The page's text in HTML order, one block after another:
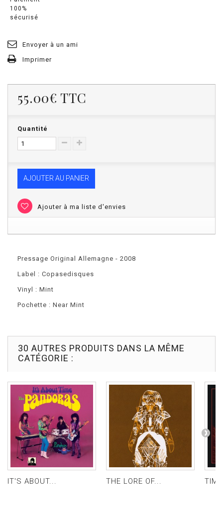
Envoyer à un ami
Imprimer
55.00€ TTC
Quantité
AJOUTER AU PANIER
Ajouter à ma liste d'envies
Pressage Original Allemagne - 2008
Label : Copasedisques
Vinyl : Mint
Pochette : Near Mint
30 AUTRES PRODUITS DANS LA MÊME
CATÉGORIE :
IT'S ABOUT... THE LORE OF...